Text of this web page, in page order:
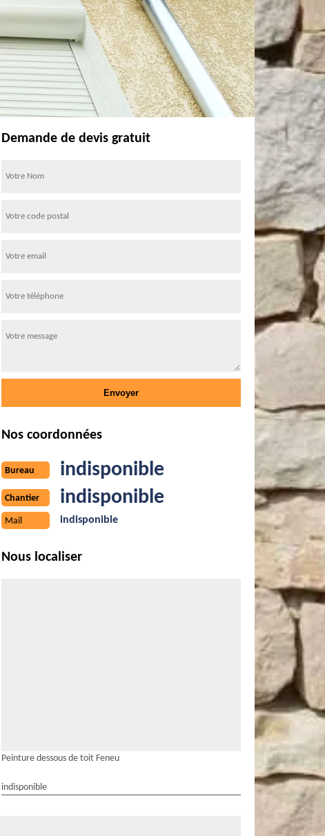
Demande de devis gratuit
Nos coordonnées
Bureau indisponible
Chantier indisponible
Mail indisponible
Nous localiser
Peinture dessous de toit Feneu
indisponible